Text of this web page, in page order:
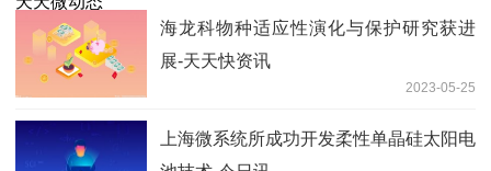
海龙科物种适应性演化与保护研究获进
展-天天快资讯
2023-05-25
上海微系统所成功开发柔性单晶硅太阳电